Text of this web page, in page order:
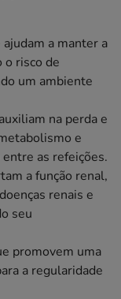
a manter a
o risco de
um ambiente
na perda e
e
as refeições.
a função renal,
renais e
seu
promovem uma
a regularidade